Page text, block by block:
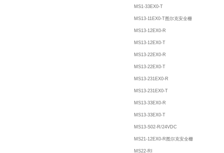
MS1-33EX0-T
MS13-11EX0-T图尔克安全栅
MS13-12EX0-R
MS13-12EX0-T
MS13-22EX0-R
MS13-22EX0-T
MS13-231EX0-R
MS13-231EX0-T
MS13-33EX0-R
MS13-33EX0-T
MS13-S02-R/24VDC
MS21-12EX0-R图尔克安全栅
MS22-RI